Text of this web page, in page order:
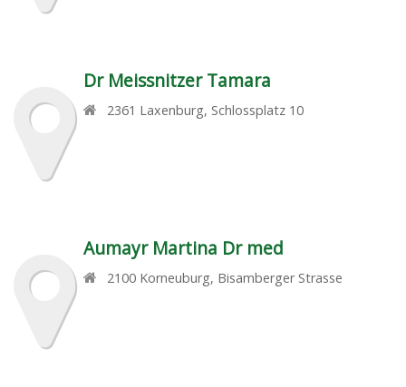
Dr Meissnitzer Tamara
2361 Laxenburg, Schlossplatz 10
Aumayr Martina Dr med
2100 Korneuburg, Bisamberger Strasse